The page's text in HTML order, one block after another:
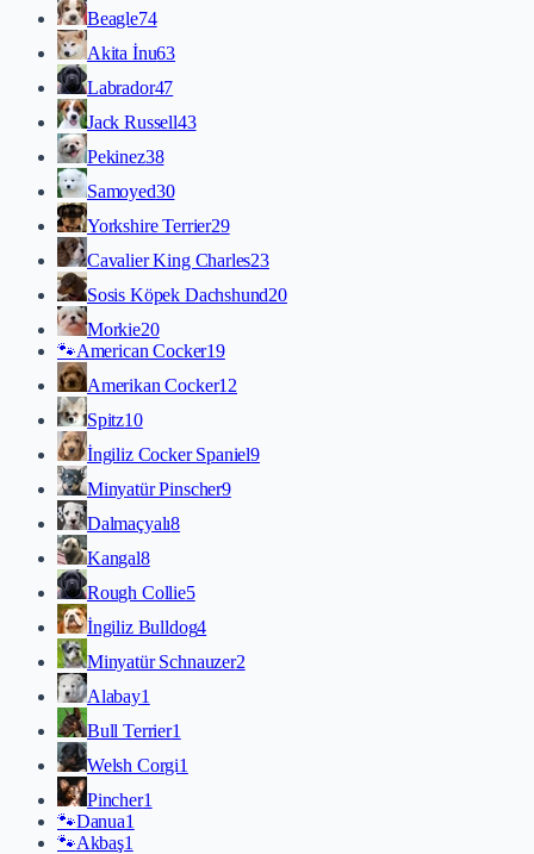
Beagle74
Akita İnu63
Labrador47
Jack Russell43
Pekinez38
Samoyed30
Yorkshire Terrier29
Cavalier King Charles23
Sosis Köpek Dachshund20
Morkie20
🐾American Cocker19
Amerikan Cocker12
Spitz10
İngiliz Cocker Spaniel9
Minyatür Pinscher9
Dalmaçyalı8
Kangal8
Rough Collie5
İngiliz Bulldog4
Minyatür Schnauzer2
Alabay1
Bull Terrier1
Welsh Corgi1
Pincher1
🐾Danua1
🐾Akbaş1